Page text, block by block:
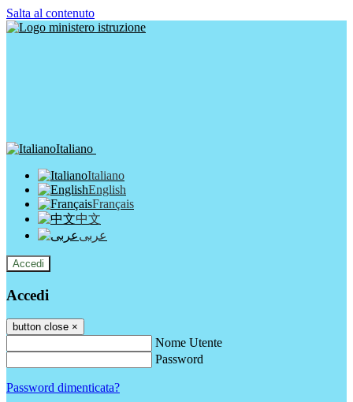
Salta al contenuto
Italiano
Italiano
English
Français
中文
عربى
Accedi
Accedi
button close ×
Nome Utente
Password
Password dimenticata?